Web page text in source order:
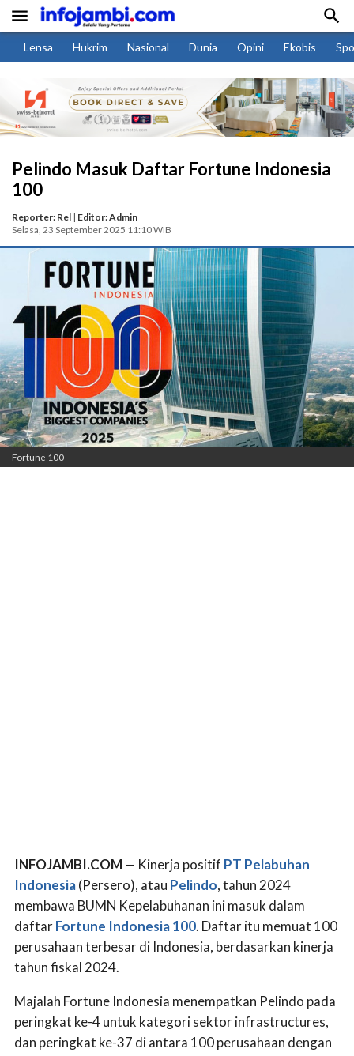
 
Lensa Hukrim Nasional Dunia Opini Ekobis
Pelindo Masuk Daftar Fortune Indonesia
100
Reporter: Rel | Editor: Admin
Selasa, 23 September 2025 11:10 WIB
Fortune 100
INFOJAMBI.COM— Kinerja positif PT Pelabuhan
Indonesia(Persero), atau Pelindo, tahun 2024
membawa BUMN Kepelabuhanan ini masuk dalam
daftarFortune Indonesia 100. Daftar itu memuat 100
perusahaan terbesar di Indonesia, berdasarkan kinerja
tahun fiskal 2024.
Majalah Fortune Indonesia menempatkan Pelindo pada
peringkat ke-4 untuk kategori sektor infrastructures,
dan peringkat ke-37 di antara 100 perusahaan dengan